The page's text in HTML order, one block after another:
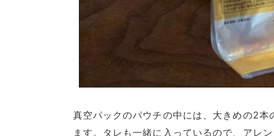
真空パックのパウチの中には、大きめの2本
ます。タレも一緒に入っているので、アレ